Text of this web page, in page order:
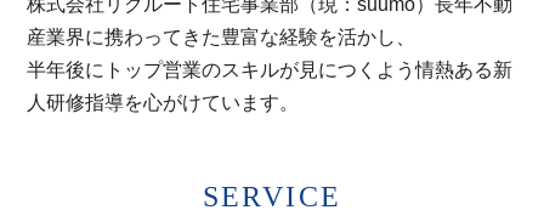
株式会社リクルート住宅事業部（現：suumo）長年不動
産業界に携わってきた豊富な経験を活かし、
半年後にトップ営業のスキルが見につくよう情熱ある新
人研修指導を心がけています。
SERVICE